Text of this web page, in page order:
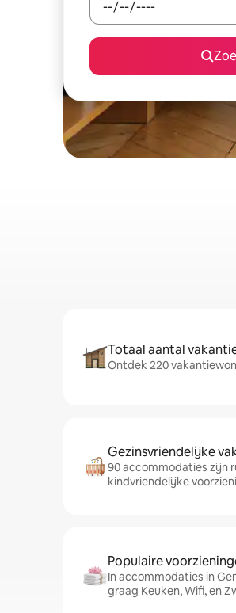
Totaal aantal
Ontdek 220
Gezinsvriendelijke
90 accommodaties zijn
kindvriendelijke
Populaire
In accommodaties in
graag Keuken, Wifi, en